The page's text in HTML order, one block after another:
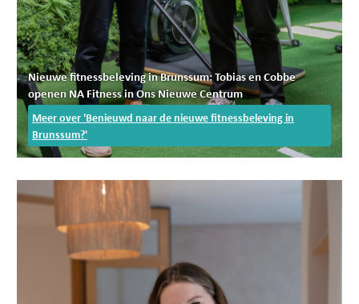
Nieuwe fitnessbeleving in Brunssum: Tobias en Cobbe
openen NA Fitness in Ons Nieuwe Centrum
Meer over 'Benieuwd naar de nieuwe fitnessbeleving in
Brunssum?'